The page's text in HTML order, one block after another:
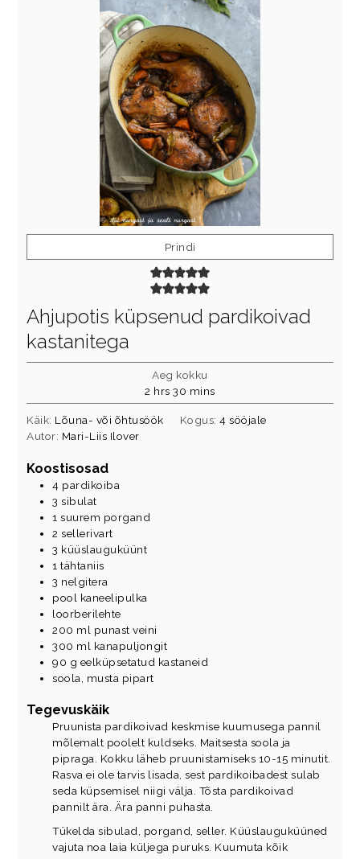
Prindi
Ahjupotis küpsenud pardikoivad
kastanitega
Aeg kokku
2 hours
hrs 30 minutes
mins
Käik: Lõuna- või õhtusöök Kogus:4 sööjale
Autor: Mari-Liis Ilover
Koostisosad
4 pardikoiba
3 sibulat
1 suurem porgand
2 sellerivart
3 küüslauguküünt
1 tähtaniis
3 nelgitera
pool kaneelipulka
loorberilehte
200 ml punast veini
300 ml kanapuljongit
90 g eelküpsetatud kastaneid
soola, musta pipart
Tegevuskäik
Pruunista pardikoivad keskmise kuumusega pannil
mõlemalt poolelt kuldseks. Maitsesta soola ja
pipraga. Kokku läheb pruunistamiseks 10-15 minutit.
Rasva ei ole tarvis lisada, sest pardikoibadest sulab
seda küpsemisel niigi välja. Tõsta pardikoivad
pannilt ära. Ära panni puhasta.
Tükelda sibulad, porgand, seller. Küüslauguküüned
vajuta noa laia küljega puruks. Kuumuta kõik